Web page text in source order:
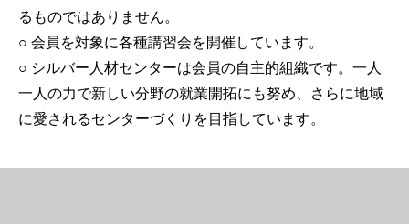
るものではありません。
○ 会員を対象に各種講習会を開催しています。
○ シルバー人材センターは会員の自主的組織です。一人
一人の力で新しい分野の就業開拓にも努め、さらに地域
に愛されるセンターづくりを目指しています。